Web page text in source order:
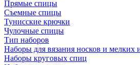
Прямые спицы
Съемные спицы
Тунисские крючки
Чулочные спицы
Тип наборов
Наборы для вязания носков и мелких
Наборы круговых спиц